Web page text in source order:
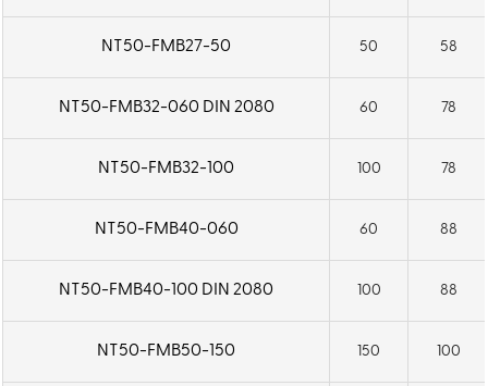
NT50-FMB27-50 50 58
NT50-FMB32-060 DIN 2080 60 78
NT50-FMB32-100 100 78
NT50-FMB40-060 60 88
NT50-FMB40-100 DIN 2080 100 88
NT50-FMB50-150 150 100